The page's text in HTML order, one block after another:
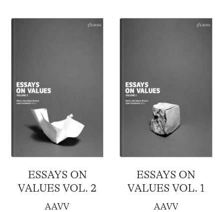
ESSAYS ON
VALUES VOL. 2
AAVV
ESSAYS ON
VALUES VOL. 1
AAVV